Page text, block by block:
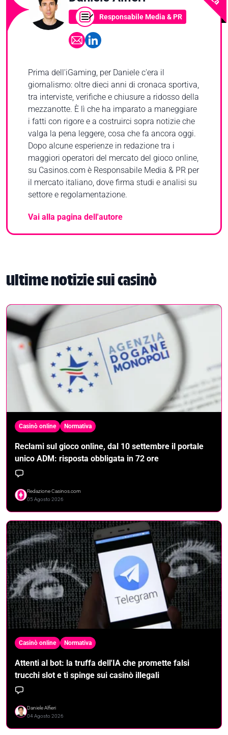
Responsabile Media & PR
Prima dell'iGaming, per Daniele c'era il
giornalismo: oltre dieci anni di cronaca sportiva,
tra interviste, verifiche e chiusure a ridosso della
mezzanotte. È lì che ha imparato a maneggiare
i fatti con rigore e a costruirci sopra notizie che
valga la pena leggere, cosa che fa ancora oggi.
Dopo alcune esperienze in redazione tra i
maggiori operatori del mercato del gioco online,
su Casinos.com è Responsabile Media & PR per
il mercato italiano, dove firma studi e analisi su
settore e regolamentazione.
Vai alla pagina dell'autore
Ultime notizie sui casinò
Casinò online Normativa
Reclami sul gioco online, dal 10 settembre il portale
unico ADM: risposta obbligata in 72 ore
Redazione Casinos.com
05 Agosto 2026
Casinò online Normativa
Attenti al bot: la truffa dell'IA che promette falsi
trucchi slot e ti spinge sui casinò illegali
Daniele Alfieri
04 Agosto 2026